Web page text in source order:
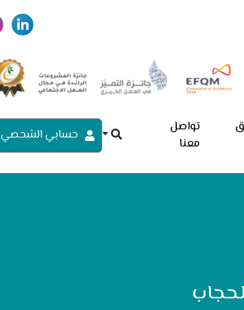
تواصل
معنا
حسابي الشحصي